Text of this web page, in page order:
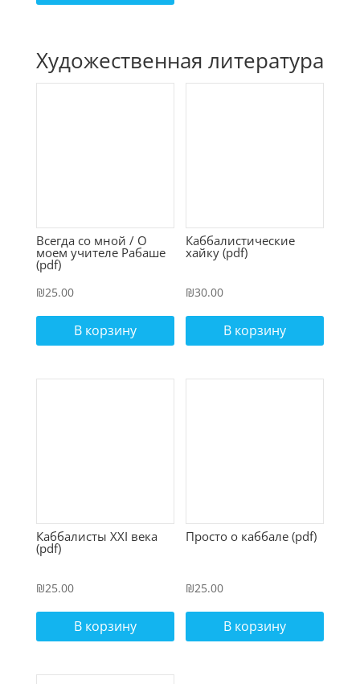
Художественная литература
Всегда со мной / О
моем учителе Рабаше
(pdf)
₪25.00
В корзину
Каббалистические
хайку (pdf)
₪30.00
В корзину
Каббалисты XXI века
(pdf)
₪25.00
В корзину
Просто о каббале (pdf)
₪25.00
В корзину